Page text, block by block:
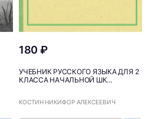
180 ₽
УЧЕБНИК РУССКОГО ЯЗЫКА ДЛЯ 2
КЛАССА НАЧАЛЬНОЙ ШК...
КОСТИН НИКИФОР АЛЕКСЕЕВИЧ